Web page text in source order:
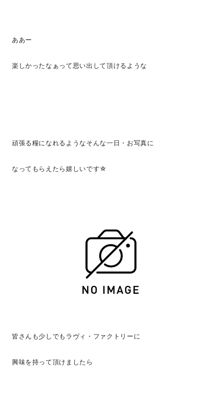
ああー
楽しかったなぁって思い出して頂けるような
頑張る糧になれるようなそんな一日・お写真に
なってもらえたら嬉しいです☆
皆さんも少しでもラヴィ・ファクトリーに
興味を持って頂けましたら